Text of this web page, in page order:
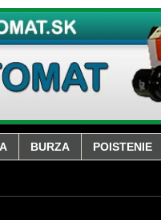
BURZA POISTENIE